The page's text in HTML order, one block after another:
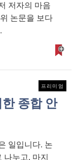
저자의 마음
논문을 보다
프리미엄
종합 안
일입니다. 논
누고, 마지